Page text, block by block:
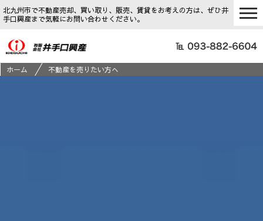
北九州市で不動産売却、買い取り、販売、賃貸をお考えの方は、ぜひ井
手口興産まで気軽にお問い合わせください。
ホーム 不動産を売りたい方へ